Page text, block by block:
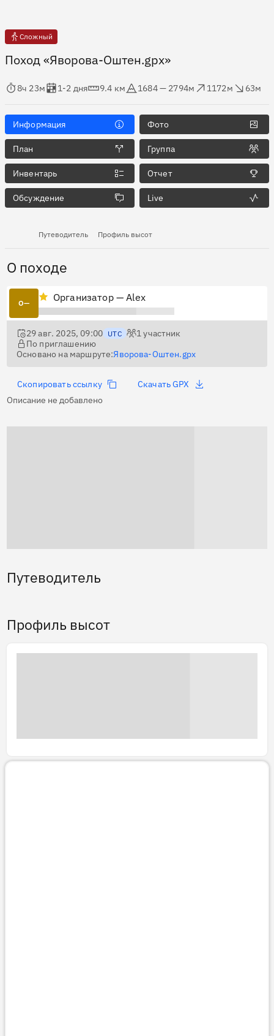
Сложный
Поход «Яворова-Оштен.gpx»
в пути
8ч 23м
Оценка в днях
1-2 дня
Дистанция
9.4 км
Абсолютная высота
1684 — 2794м
1172м
63м
Информация Фото
План Группа
Инвентарь Отчет
Обсуждение Live
Путеводитель Профиль высот
О походе
О— Организатор — Alex
29 авг. 2025, 09:00 UTC 1участник
По приглашению
Основано на маршруте:Яворова-Оштен.gpx
Скопировать ссылку
Скачать GPX
Описание не добавлено
Путеводитель
Профиль высот